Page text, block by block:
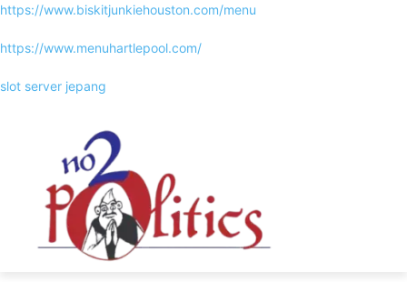
https://www.biskitjunkiehouston.com/menu
https://www.menuhartlepool.com/
slot server jepang